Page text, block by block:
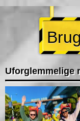
Uforglemmelige